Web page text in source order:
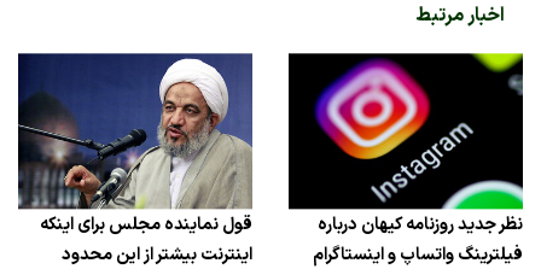
اخبار مرتبط
نظر جدید روزنامه کیهان درباره
فیلترینگ واتساپ و اینستاگرام
قول نماینده مجلس برای اینکه
اینترنت بیشتر از این محدود